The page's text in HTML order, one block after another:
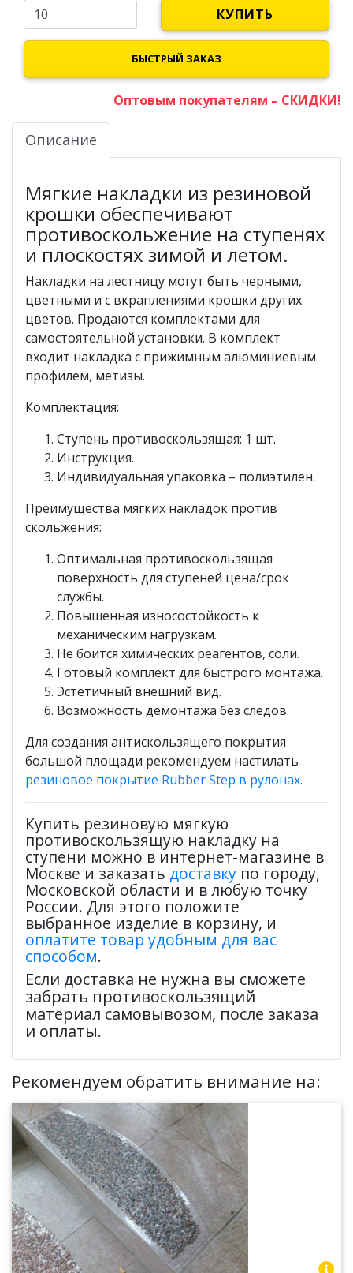
КУПИТЬ
БЫСТРЫЙ ЗАКАЗ
Оптовым покупателям – СКИДКИ!
Описание
Мягкие накладки из резиновой
крошки обеспечивают
противоскольжение на ступенях
и плоскостях зимой и летом.
Накладки на лестницу могут быть черными,
цветными и с вкраплениями крошки других
цветов. Продаются комплектами для
самостоятельной установки. В комплект
входит накладка с прижимным алюминиевым
профилем, метизы.
Комплектация:
Ступень противоскользящая: 1 шт.
Инструкция.
Индивидуальная упаковка – полиэтилен.
Преимущества мягких накладок против
скольжения:
Оптимальная противоскользящая
поверхность для ступеней цена/срок
службы.
Повышенная износостойкость к
механическим нагрузкам.
Не боится химических реагентов, соли.
Готовый комплект для быстрого монтажа.
Эстетичный внешний вид.
Возможность демонтажа без следов.
Для создания антискользящего покрытия
большой площади рекомендуем настилать
резиновое покрытие Rubber Step в рулонах.
Купить резиновую мягкую
противоскользящую накладку на
ступени можно в интернет-магазине в
Москве и заказать доставку по городу,
Московской области и в любую точку
России. Для этого положите
выбранное изделие в корзину, и
оплатите товар удобным для вас
способом.
Если доставка не нужна вы сможете
забрать противоскользящий
материал самовывозом, после заказа
и оплаты.
Рекомендуем обратить внимание на: